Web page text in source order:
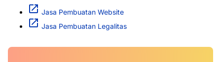
Jasa Pembuatan Website
Jasa Pembuatan Legalitas